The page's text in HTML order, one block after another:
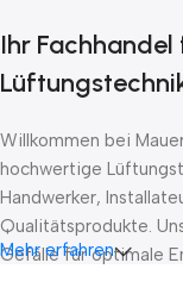
Ihr
Willkommen bei
hochwertige
Handwerker,
Qualitätsprodukte.
Gefälle für optimale
Mehr erfahren